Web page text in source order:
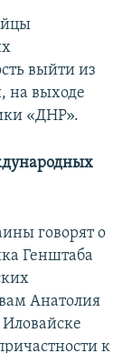
выйти из
на выходе
«ДНР».
говорят о
Генштаба
Анатолия
к